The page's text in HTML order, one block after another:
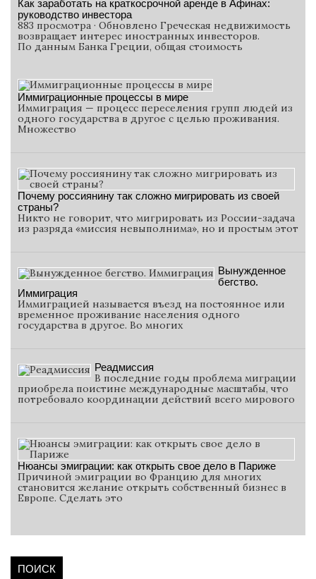
Как заработать на краткосрочной аренде в Афинах:
руководство инвестора
883 просмотра · Обновлено Греческая недвижимость
возвращает интерес иностранных инвесторов.
По данным Банка Греции, общая стоимость
Иммиграционные процессы в мире
Иммиграция — процесс переселения групп людей из
одного государства в другое с целью проживания.
Множество
Почему россиянину так сложно мигрировать из своей
страны?
Никто не говорит, что мигрировать из России-задача
из разряда «миссия невыполнима», но и простым этот
Вынужденное
бегство.
Иммиграция
Иммиграцией называется въезд на постоянное или
временное проживание населения одного
государства в другое. Во многих
Реадмиссия
В последние годы проблема миграции
приобрела поистине международные масштабы, что
потребовало координации действий всего мирового
Нюансы эмиграции: как открыть свое дело в Париже
Причиной эмиграции во Францию для многих
становится желание открыть собственный бизнес в
Европе. Сделать это
ПОИСК